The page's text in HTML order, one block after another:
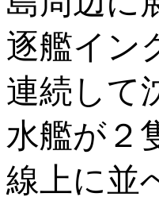
逐艦イン
連続して
水艦が２
線上に並